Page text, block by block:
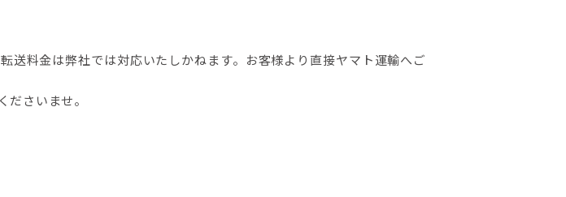
送料金は弊社では対応いたしかねます。お客様より直接ヤマト運輸へご
さいませ。